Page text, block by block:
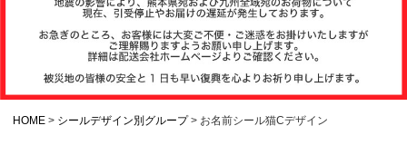
注文履歴
て
HOME シールデザイン別グループ お名前シール猫Cデザイン